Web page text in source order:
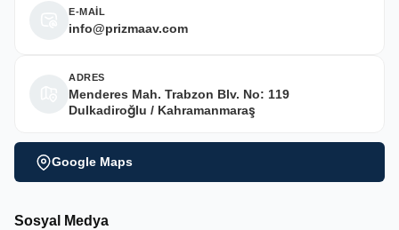
E-MAİL
info@prizmaav.com
ADRES
Menderes Mah. Trabzon Blv. No: 119
Dulkadiroğlu / Kahramanmaraş
Google Maps
Sosyal Medya